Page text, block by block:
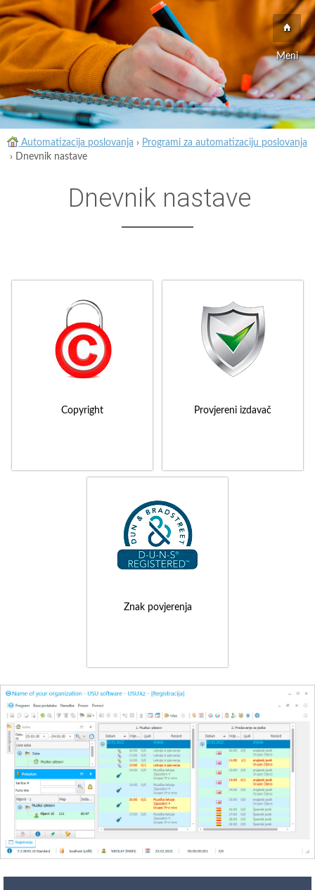
Meni
Automatizacija poslovanja › Programi za automatizaciju poslovanja
› Dnevnik nastave
Dnevnik nastave
Copyright Provjereni izdavač
Znak povjerenja